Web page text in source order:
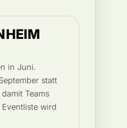
in Juni.
statt
Teams
wird